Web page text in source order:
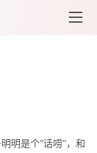
明是个“话唠”，和